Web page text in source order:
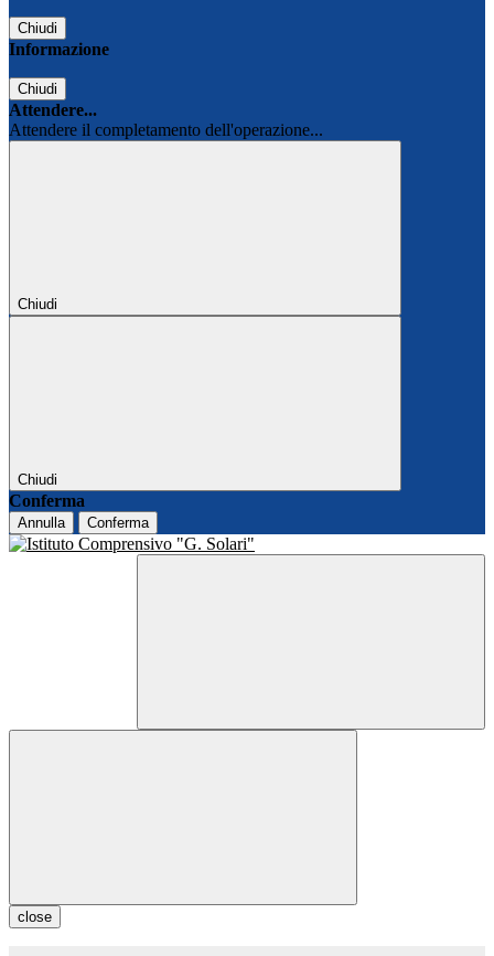
Chiudi
Informazione
Chiudi
Attendere...
Attendere il completamento dell'operazione...
Chiudi
Chiudi
Conferma
Annulla Conferma
close